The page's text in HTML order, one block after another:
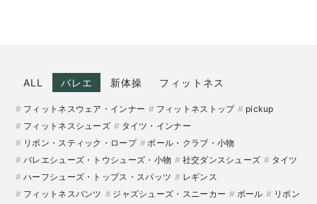
ALL バレエ 新体操 フィットネス
フィットネスウェア・インナー フィットネストップ
pickup
フィットネスシューズ
タイツ・インナー
リボン・スティック・ロープ
ボール・クラブ・小物
バレエシューズ・トウシューズ・小物
社交ダンスシューズ
タイツ
ハーフシューズ・トップス・スパッツ
レギンス
フィットネスパンツ
ジャズシューズ・スニーカー ボール
リボン